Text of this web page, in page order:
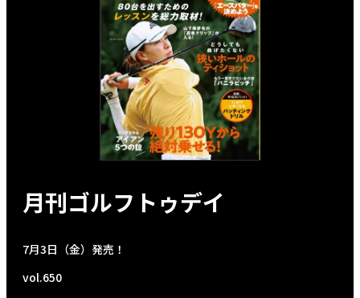
月刊ゴルフトゥデイ
7月3日（金）発売！
vol.650